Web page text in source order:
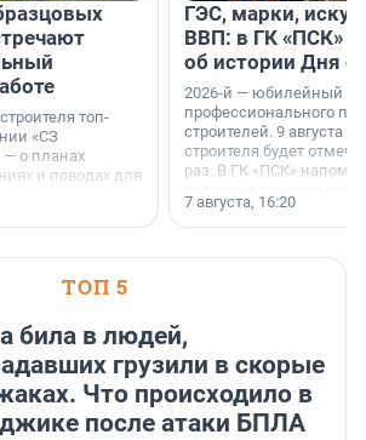
топ-
«СЗ
— о планах
и поводах для
ГЭС, марки,
ВВП: в ГК «ПСК»
об истории Дня
2026-й — юбилейный
профессионального
строителей. 9 августа
строителя будет
раз. В ГК «ПСК»
поменялась роль
7 августа, 16:20
ТОП 5
била в людей,
грузили в скорые
Что происходило в
после атаки БПЛА